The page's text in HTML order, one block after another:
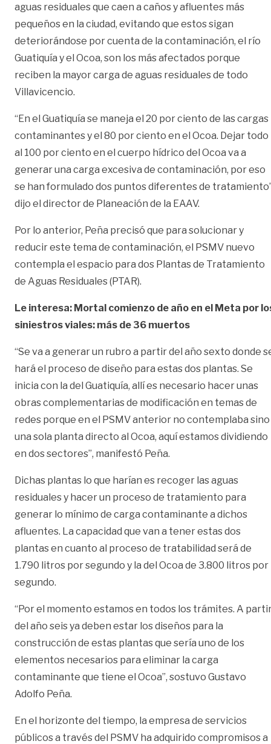
aguas residuales que caen a caños y afluentes más
pequeños en la ciudad, evitando que estos sigan
deteriorándose por cuenta de la contaminación, el río
Guatiquía y el Ocoa, son los más afectados porque
reciben la mayor carga de aguas residuales de todo
Villavicencio.
“En el Guatiquía se maneja el 20 por ciento de las cargas
contaminantes y el 80 por ciento en el Ocoa. Dejar todo
al 100 por ciento en el cuerpo hídrico del Ocoa va a
generar una carga excesiva de contaminación, por eso
se han formulado dos puntos diferentes de
dijo el director de Planeación de la EAAV.
Por lo anterior, Peña precisó que para solucionar y
reducir este tema de contaminación, el PSMV nuevo
contempla el espacio para dos Plantas de Tratamiento
de Aguas Residuales (PTAR).
Le interesa: Mortal comienzo de año en el Meta por
siniestros viales: más de 36 muertos
“Se va a generar un rubro a partir del año sexto donde
hará el proceso de diseño para estas dos plantas. Se
inicia con la del Guatiquía, allí es necesario hacer unas
obras complementarias de modificación en temas de
redes porque en el PSMV anterior no contemplaba sino
una sola planta directo al Ocoa, aquí estamos dividiendo
en dos sectores”, manifestó Peña.
Dichas plantas lo que harían es recoger las aguas
residuales y hacer un proceso de tratamiento para
generar lo mínimo de carga contaminante a dichos
afluentes. La capacidad que van a tener estas dos
plantas en cuanto al proceso de tratabilidad será de
1.790 litros por segundo y la del Ocoa de 3.800 litros por
segundo.
“Por el momento estamos en todos los trámites. A
del año seis ya deben estar los diseños para la
construcción de estas plantas que sería uno de los
elementos necesarios para eliminar la carga
contaminante que tiene el Ocoa”, sostuvo Gustavo
Adolfo Peña.
En el horizonte del tiempo, la empresa de servicios
públicos a través del PSMV ha adquirido compromisos a